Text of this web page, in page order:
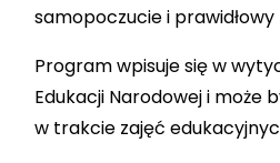
samopoczucie i prawidłowy
Program wpisuje się w
Edukacji Narodowej i może
w trakcie zajęć